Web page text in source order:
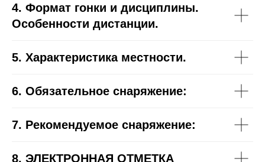
4. Формат гонки и дисциплины.
Особенности дистанции.
5. Характеристика местности.
6. Обязательное снаряжение:
7. Рекомендуемое снаряжение:
8. ЭЛЕКТРОННАЯ ОТМЕТКА